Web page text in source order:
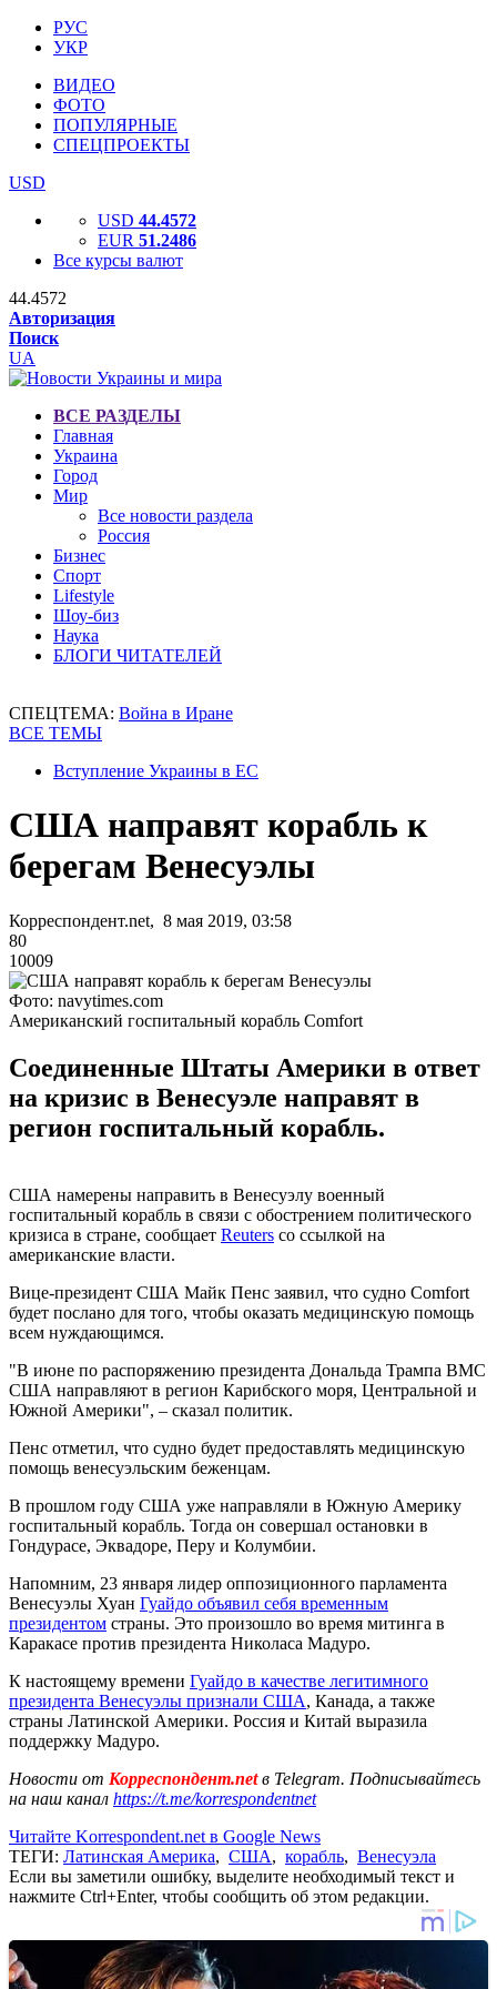
РУС
УКР
ВИДЕО
ФОТО
ПОПУЛЯРНЫЕ
СПЕЦПРОЕКТЫ
USD
USD 44.4572
EUR 51.2486
Все курсы валют
44.4572
Авторизация
Поиск
UA
ВСЕ РАЗДЕЛЫ
Главная
Украина
Город
Мир
Все новости раздела
Россия
Бизнес
Спорт
Lifestyle
Шоу-биз
Наука
БЛОГИ ЧИТАТЕЛЕЙ
СПЕЦТЕМА: Война в Иране
ВСЕ ТЕМЫ
Вступление Украины в ЕС
США направят корабль к
берегам Венесуэлы
Корреспондент.net, 8 мая 2019, 03:58
80
10009
Фото: navytimes.com
Американский госпитальный корабль Comfort
Соединенные Штаты Америки в ответ
на кризис в Венесуэле направят в
регион госпитальный корабль.
США намерены направить в Венесуэлу военный
госпитальный корабль в связи с обострением политического
кризиса в стране, сообщает Reuters со ссылкой на
американские власти.
Вице-президент США Майк Пенс заявил, что судно Comfort
будет послано для того, чтобы оказать медицинскую помощь
всем нуждающимся.
"В июне по распоряжению президента Дональда Трампа ВМС
США направляют в регион Карибского моря, Центральной и
Южной Америки", – сказал политик.
Пенс отметил, что судно будет предоставлять медицинскую
помощь венесуэльским беженцам.
В прошлом году США уже направляли в Южную Америку
госпитальный корабль. Тогда он совершал остановки в
Гондурасе, Эквадоре, Перу и Колумбии.
Напомним, 23 января лидер оппозиционного парламента
Венесуэлы Хуан Гуайдо объявил себя временным
президентом страны. Это произошло во время митинга в
Каракасе против президента Николаса Мадуро.
К настоящему времени Гуайдо в качестве легитимного
президента Венесуэлы признали США, Канада, а также
страны Латинской Америки. Россия и Китай выразила
поддержку Мадуро.
Новости от Корреспондент.netв Telegram. Подписывайтесь
на наш канал https://t.me/korrespondentnet
Читайте Korrespondent.net в Google News
ТЕГИ: Латинская Америка, США, корабль, Венесуэла
Если вы заметили ошибку, выделите необходимый текст и
нажмите Ctrl+Enter, чтобы сообщить об этом редакции.